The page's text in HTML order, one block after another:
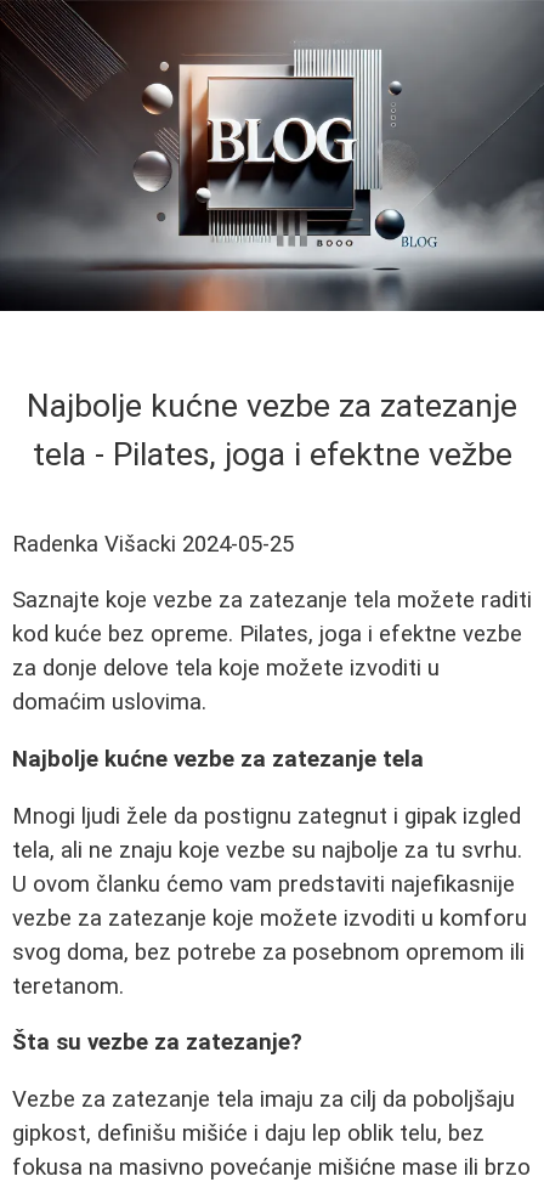
Najbolje kućne vezbe za zatezanje
tela - Pilates, joga i efektne vežbe
Radenka Višacki 2024-05-25
Saznajte koje vezbe za zatezanje tela možete raditi
kod kuće bez opreme. Pilates, joga i efektne vezbe
za donje delove tela koje možete izvoditi u
domaćim uslovima.
Najbolje kućne vezbe za zatezanje tela
Mnogi ljudi žele da postignu zategnut i gipak izgled
tela, ali ne znaju koje vezbe su najbolje za tu svrhu.
U ovom članku ćemo vam predstaviti najefikasnije
vezbe za zatezanje koje možete izvoditi u komforu
svog doma, bez potrebe za posebnom opremom ili
teretanom.
Šta su vezbe za zatezanje?
Vezbe za zatezanje tela imaju za cilj da poboljšaju
gipkost, definišu mišiće i daju lep oblik telu, bez
fokusa na masivno povećanje mišićne mase ili brzo